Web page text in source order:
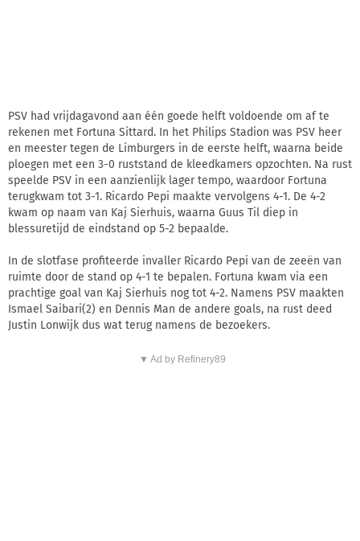
PSV had vrijdagavond aan één goede helft voldoende om af te
rekenen met Fortuna Sittard. In het Philips Stadion was PSV heer
en meester tegen de Limburgers in de eerste helft, waarna beide
ploegen met een 3-0 ruststand de kleedkamers opzochten. Na rust
speelde PSV in een aanzienlijk lager tempo, waardoor Fortuna
terugkwam tot 3-1. Ricardo Pepi maakte vervolgens 4-1. De 4-2
kwam op naam van Kaj Sierhuis, waarna Guus Til diep in
blessuretijd de eindstand op 5-2 bepaalde.
In de slotfase profiteerde invaller Ricardo Pepi van de zeeën van
ruimte door de stand op 4-1 te bepalen. Fortuna kwam via een
prachtige goal van Kaj Sierhuis nog tot 4-2. Namens PSV maakten
Ismael Saibari(2) en Dennis Man de andere goals, na rust deed
Justin Lonwijk dus wat terug namens de bezoekers.
▼ Ad by Refinery89